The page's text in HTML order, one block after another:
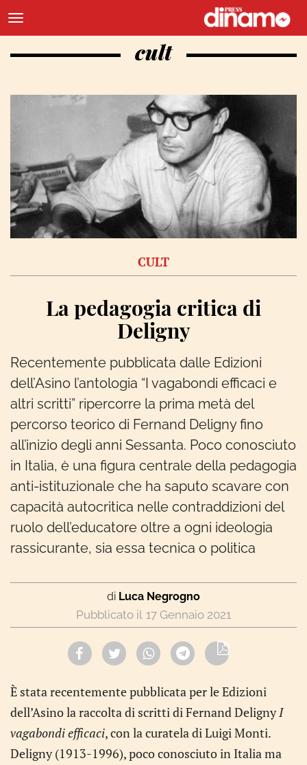
cult
CULT
La pedagogia critica di
Deligny
Recentemente pubblicata dalle Edizioni
dell’Asino l’antologia “I vagabondi efficaci e
altri scritti” ripercorre la prima metà del
percorso teorico di Fernand Deligny fino
all’inizio degli anni Sessanta. Poco conosciuto
in Italia, è una figura centrale della pedagogia
anti-istituzionale che ha saputo scavare con
capacità autocritica nelle contraddizioni del
ruolo dell’educatore oltre a ogni ideologia
rassicurante, sia essa tecnica o politica
di Luca Negrogno
17 Gennaio 2021
È stata recentemente pubblicata per le Edizioni
dell’Asino la raccolta di scritti di Fernand DelignyI
vagabondi efficaci, con la curatela di Luigi Monti.
Deligny (1913-1996), poco conosciuto in Italia ma